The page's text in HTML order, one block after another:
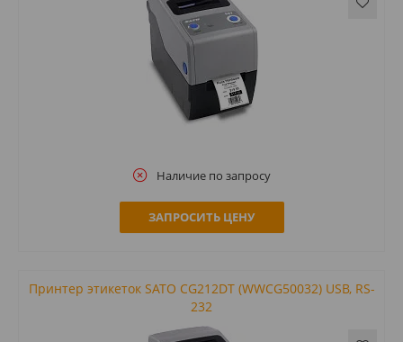
Наличие по запросу
ЗАПРОСИТЬ ЦЕНУ
Принтер этикеток SATO CG212DT (WWCG50032) USB, RS-
232